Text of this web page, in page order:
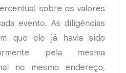
sobre os valores
evento. As diligências
que ele já havia sido
pela mesma
no mesmo endereço,